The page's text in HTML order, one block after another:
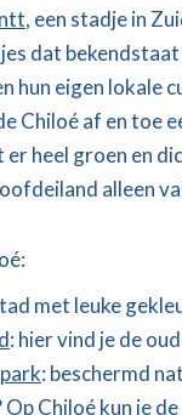
, een stadje in
dat
hun eigen lokale
Chiloé af en toe
heel groen en
alleen
met leuke
: hier vind je de
: beschermd
Op Chiloé kun je